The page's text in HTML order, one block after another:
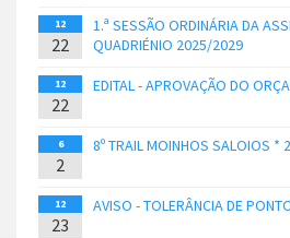
12
22
1.ª SESSÃO ORDINÁRIA DA
QUADRIÉNIO 2025/2029
12
22
EDITAL - APROVAÇÃO DO
6
2
8º TRAIL MOINHOS SALOIOS *
12
23
AVISO - TOLERÂNCIA DE